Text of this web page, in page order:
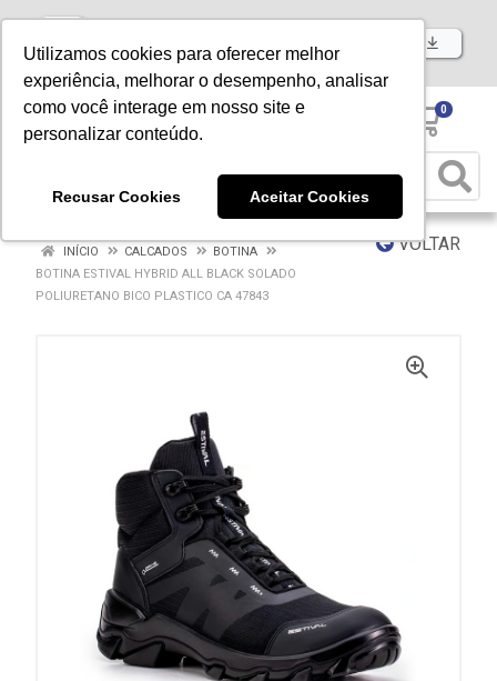
Utilizamos cookies para oferecer melhor
experiência, melhorar o desempenho, analisar
como você interage em nosso site e
personalizar conteúdo.
Recusar Cookies Aceitar Cookies
Baixe já nosso APP
0
VOLTAR
INÍCIO CALCADOS
BOTINA
BOTINA ESTIVAL HYBRID ALL BLACK SOLADO
POLIURETANO BICO PLASTICO CA 47843